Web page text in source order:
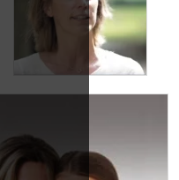
ondanks het feit dat
hij met urineverlies
kampt
Lymfoompatiënten:
Prof. Virginie De